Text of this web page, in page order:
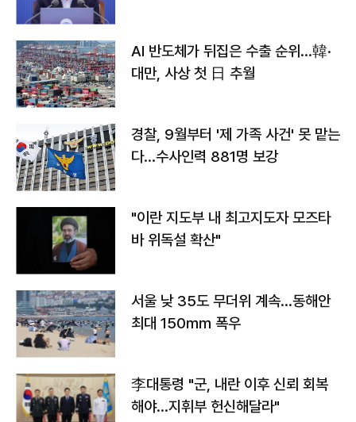
AI 반도체가 뒤집은 수출 순위…韓·
대만, 사상 첫 日 추월
경찰, 9월부터 '제 가족 사건' 못 맡는
다…수사인력 881명 보강
"이란 지도부 내 최고지도자 모즈타
바 위독설 확산"
서울 낮 35도 무더위 계속…동해안
최대 150㎜ 폭우
李대통령 "군, 내란 이후 신뢰 회복
해야…지휘부 헌신해달라"